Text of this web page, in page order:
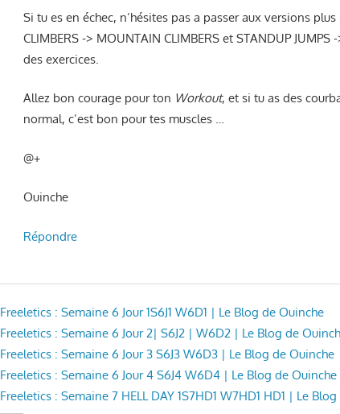
Si tu es en échec, n’hésites pas a passer aux versions plus
CLIMBERS -> MOUNTAIN CLIMBERS et STANDUP JUMPS
des exercices.
Allez bon courage pour ton Workout, et si tu as des
normal, c’est bon pour tes muscles …
@+
Ouinche
Répondre
Freeletics : Semaine 6 Jour 1S6J1 W6D1 | Le Blog de Ouinche
Freeletics : Semaine 6 Jour 2| S6J2 | W6D2 | Le Blog de
Freeletics : Semaine 6 Jour 3 S6J3 W6D3 | Le Blog de Ouinche
Freeletics : Semaine 6 Jour 4 S6J4 W6D4 | Le Blog de Ouinche
Freeletics : Semaine 7 HELL DAY 1S7HD1 W7HD1 HD1 | Le